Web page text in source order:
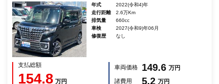
年式
2022(令和4)年
走行距離
2.6万Km
排気量
660cc
車検
2027(令和9)年06月
修復歴
なし
支払総額
154.8 万円
車両価格 149.6 万円
諸費用
5.2 万円